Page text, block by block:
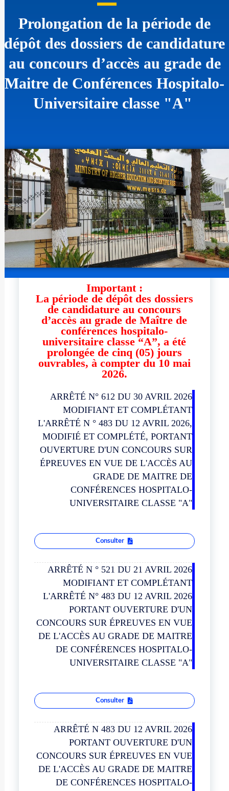
Prolongation de la période de
dépôt des dossiers de candidature
au concours d’accès au grade de
Maitre de Conférences Hospitalo-
Universitaire classe "A"
Important :
La période de dépôt des dossiers
de candidature au concours
d’accès au grade de Maître de
conférences hospitalo-
universitaire classe “A”, a été
prolongée de cinq (05) jours
ouvrables, à compter du 10 mai
2026.
ARRÊTÉ N° 612 DU 30 AVRIL 2026
MODIFIANT ET COMPLÉTANT
L'ARRÊTÉ N ° 483 DU 12 AVRIL 2026,
MODIFIÉ ET COMPLÉTÉ, PORTANT
OUVERTURE D'UN CONCOURS SUR
ÉPREUVES EN VUE DE L'ACCÈS AU
GRADE DE MAITRE DE
CONFÉRENCES HOSPITALO-
UNIVERSITAIRE CLASSE "A"
Consulter
ARRÊTÉ N ° 521 DU 21 AVRIL 2026
MODIFIANT ET COMPLÉTANT
L'ARRÊTÉ N° 483 DU 12 AVRIL 2026
PORTANT OUVERTURE D'UN
CONCOURS SUR ÉPREUVES EN VUE
DE L'ACCÈS AU GRADE DE MAITRE
DE CONFÉRENCES HOSPITALO-
UNIVERSITAIRE CLASSE "A"
Consulter
ARRÊTÉ N 483 DU 12 AVRIL 2026
PORTANT OUVERTURE D'UN
CONCOURS SUR ÉPREUVES EN VUE
DE L'ACCÈS AU GRADE DE MAITRE
DE CONFÉRENCES HOSPITALO-